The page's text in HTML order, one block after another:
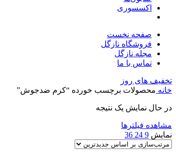
اکسسوری
صفحه نخست
فروشگاه نازگل
مجله نازگل
تماس با ما
تخفیف های روز
خانه محصولات برچسب خورده “کرم ضدجوش”
در حال نمایش یک نتیجه
مشاهده فیلترها
نمایش 9
24
36